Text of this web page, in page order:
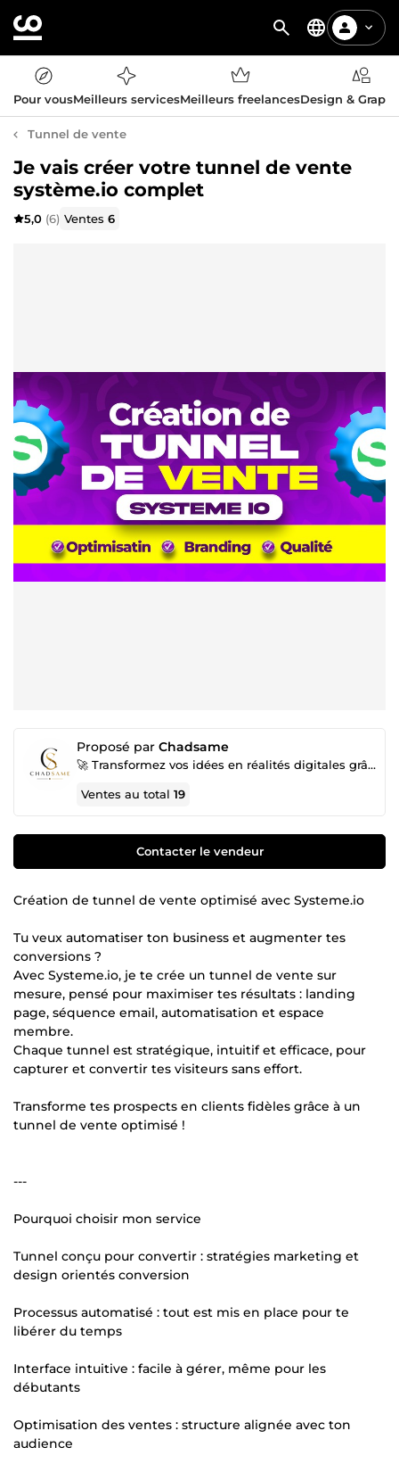
Pour vousMeilleurs servicesMeilleurs freelancesDesign &
Tunnel de vente
Je vais créer votre tunnel de vente
système.io complet
5,0 (6) Ventes6
Proposé par Chadsame
🚀 Transformez vos idées en réalités digitales grâce à mes services spécialisés !
Ventes au total19
Contacter le vendeur
Création de tunnel de vente optimisé avec Systeme.io
Tu veux automatiser ton business et augmenter tes
conversions ?
Avec Systeme.io, je te crée un tunnel de vente sur
mesure, pensé pour maximiser tes résultats : landing
page, séquence email, automatisation et espace
membre.
Chaque tunnel est stratégique, intuitif et efficace, pour
capturer et convertir tes visiteurs sans effort.
Transforme tes prospects en clients fidèles grâce à un
tunnel de vente optimisé !
---
Pourquoi choisir mon service
Tunnel conçu pour convertir : stratégies marketing et
design orientés conversion
Processus automatisé : tout est mis en place pour te
libérer du temps
Interface intuitive : facile à gérer, même pour les
débutants
Optimisation des ventes : structure alignée avec ton
audience